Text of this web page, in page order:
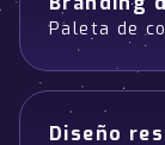
Paleta de
Diseño